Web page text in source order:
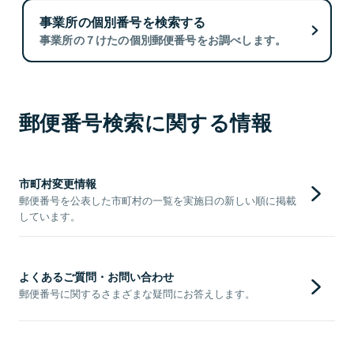
事業所の個別番号を検索する
事業所の７けたの個別郵便番号をお調べします。
郵便番号検索に関する情報
市町村変更情報
郵便番号を公表した市町村の一覧を実施日の新しい順に掲載
しています。
よくあるご質問・お問い合わせ
郵便番号に関するさまざまな疑問にお答えします。